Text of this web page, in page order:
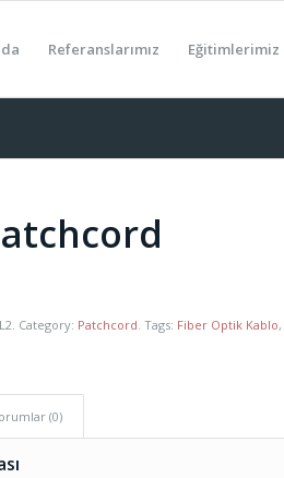
Referanslarımız Eğitimlerimiz
. Category: Patchcord. Tags: Fiber Optik Kablo
(0)